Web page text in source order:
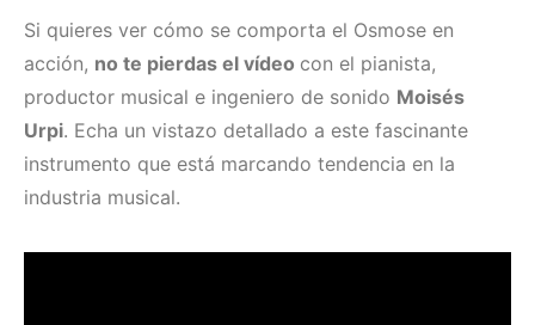
Si quieres ver cómo se comporta el Osmose en
acción, no te pierdas el vídeo con el pianista,
productor musical e ingeniero de sonido Moisés
Urpi. Echa un vistazo detallado a este fascinante
instrumento que está marcando tendencia en la
industria musical.